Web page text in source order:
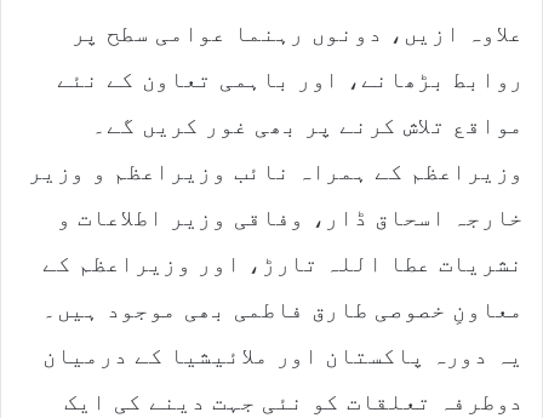
علاوہ ازیں، دونوں رہنما عوامی سطح پر
روابط بڑھانے، اور باہمی تعاون کے نئے
مواقع تلاش کرنے پر بھی غور کریں گے۔
وزیراعظم کے ہمراہ نائب وزیراعظم و وزیر
خارجہ اسحاق ڈار، وفاقی وزیر اطلاعات و
نشریات عطا اللہ تارڑ، اور وزیراعظم کے
معاونِ خصوصی طارق فاطمی بھی موجود ہیں۔
یہ دورہ پاکستان اور ملائیشیا کے درمیان
دوطرفہ تعلقات کو نئی جہت دینے کی ایک